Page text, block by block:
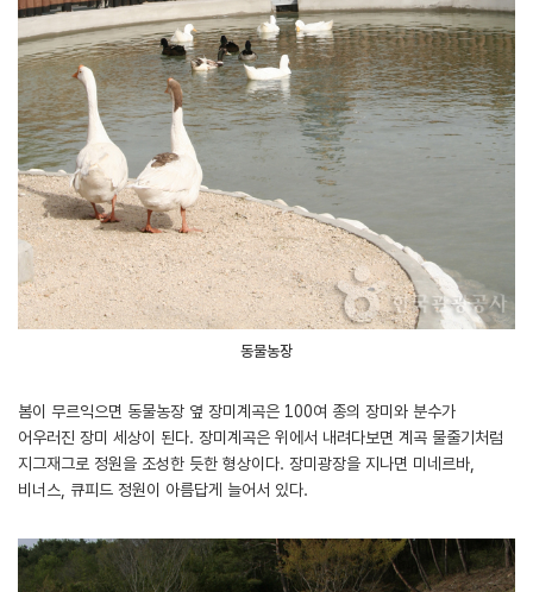
동물농장
봄이 무르익으면 동물농장 옆 장미계곡은 100여 종의 장미와 분수가
어우러진 장미 세상이 된다. 장미계곡은 위에서 내려다보면 계곡 물줄기처럼
지그재그로 정원을 조성한 듯한 형상이다. 장미광장을 지나면 미네르바,
비너스, 큐피드 정원이 아름답게 늘어서 있다.